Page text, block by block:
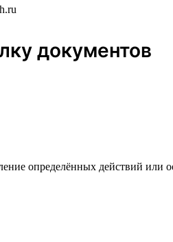
документов
определённых действий или